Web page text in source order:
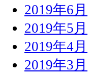
2019年6月
2019年5月
2019年4月
2019年3月